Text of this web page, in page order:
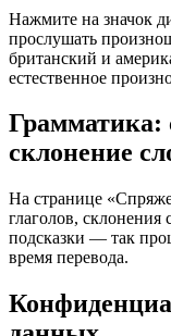
Нажмите на значок
прослушать
британский и
естественное
Грамматика:
склонение
На странице
глаголов, склонения
подсказки — так
время перевода.